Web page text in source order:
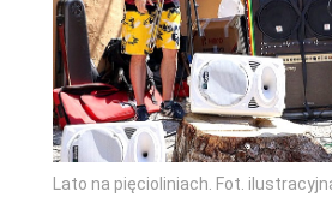
Lato na pięcioliniach. Fot.